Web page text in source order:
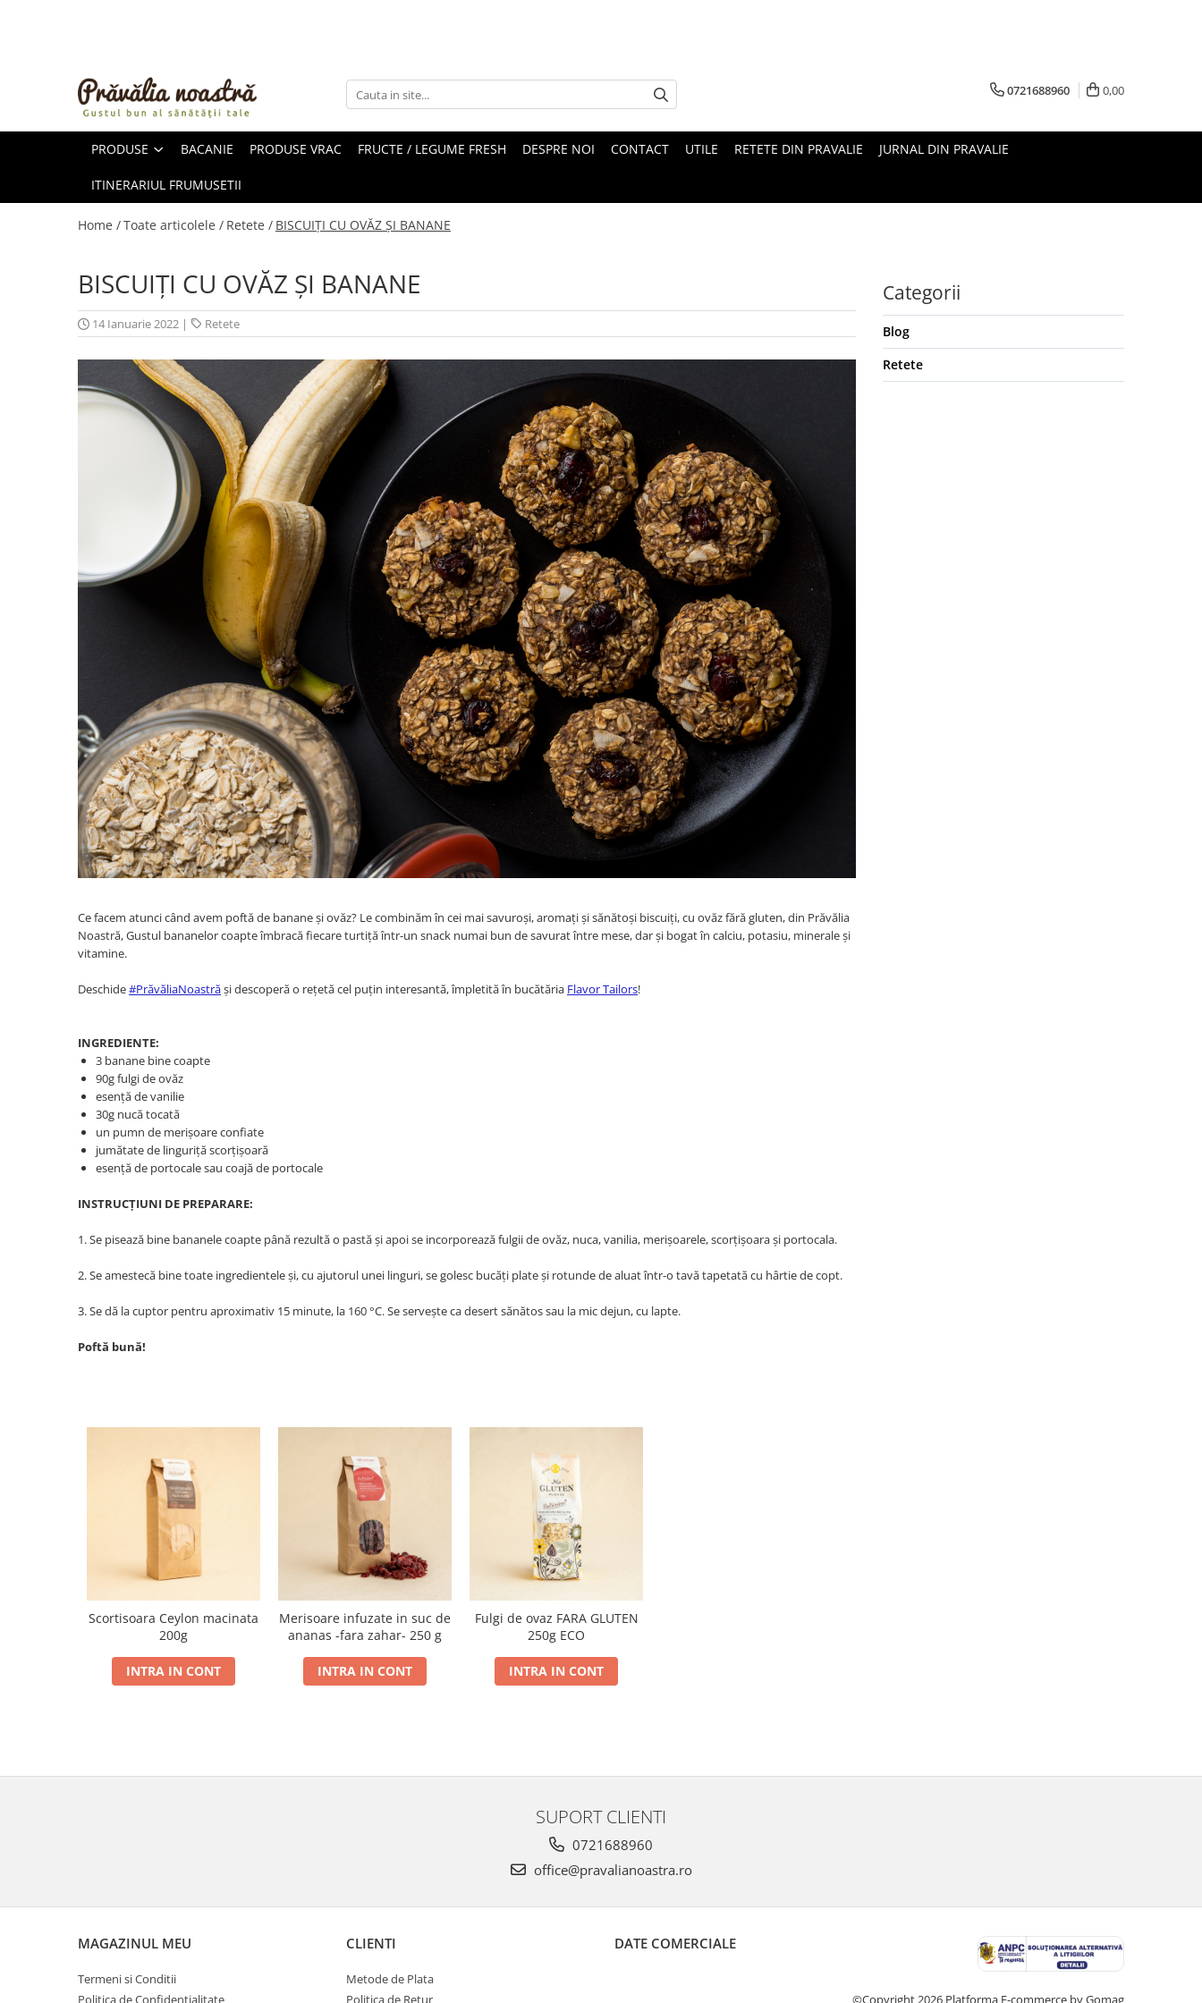
ULEIURI ȘI UNTURI
FRUCTE DESHIDRATATE
OȚETURI ȘI SOSURI
FĂINĂ FĂRĂ GLUTEN
BĂUTURI / LAPTE VEGETAL
OREZ ȘI CEREALE
CREME ȘI PASTE TARTINABILE
TOATE PRODUSELE
0721688960 0,00
PRODUSE BACANIE PRODUSE VRAC FRUCTE / LEGUME FRESH DESPRE NOI CONTACT UTILE RETETE DIN PRAVALIE JURNAL DIN PRAVALIE
ITINERARIUL FRUMUSETII
Home /Toate articolele / Retete / BISCUIȚI CU OVĂZ ȘI BANANE
BISCUIȚI CU OVĂZ ȘI BANANE
14 Ianuarie 2022 | Retete
Ce facem atunci când avem poftă de banane și ovăz? Le combinăm în cei mai savuroși, aromați și sănătoși biscuiți, cu ovăz fără gluten, din Prăvălia
Noastră, Gustul bananelor coapte îmbracă fiecare turtiță într-un snack numai bun de savurat între mese, dar și bogat în calciu, potasiu, minerale și
vitamine.
Deschide#PrăvăliaNoastrăși descoperă o rețetă cel puțin interesantă, împletită în bucătăria Flavor Tailors!
INGREDIENTE:
3 banane bine coapte
90g fulgi de ovăz
esență de vanilie
30g nucă tocată
un pumn de merișoare confiate
jumătate de linguriță scorțișoară
esență de portocale sau coajă de portocale
INSTRUCȚIUNI DE PREPARARE:
1. Se pisează bine bananele coapte până rezultă o pastă și apoi se incorporează fulgii de ovăz, nuca, vanilia, merișoarele, scorțișoara și portocala.
2. Se amestecă bine toate ingredientele și, cu ajutorul unei linguri, se golesc bucăți plate și rotunde de aluat într-o tavă tapetată cu hârtie de copt.
3. Se dă la cuptor pentru aproximativ 15 minute, la 160 °C. Se servește ca desert sănătos sau la mic dejun, cu lapte.
Poftă bună!
Categorii
Blog
Retete
Scortisoara Ceylon macinata
200g
INTRA IN CONT
Merisoare infuzate in suc de
ananas -fara zahar- 250 g
INTRA IN CONT
Fulgi de ovaz FARA GLUTEN
250g ECO
INTRA IN CONT
SUPORT CLIENTI
0721688960
office@pravalianoastra.ro
MAGAZINUL MEU
Termeni si Conditii
Politica de Confidentialitate
CLIENTI
Metode de Plata
Politica de Retur
DATE COMERCIALE
©Copyright 2026 Platforma E-commerce by Gomag